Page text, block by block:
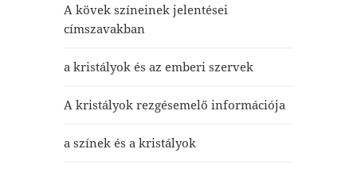
A kövek színeinek jelentései
címszavakban
a kristályok és az emberi szervek
A kristályok rezgésemelő információja
a színek és a kristályok